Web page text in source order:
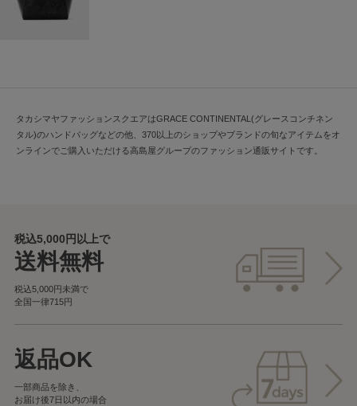
タカシマヤファッションスクエアはGRACE CONTINENTAL(グレースコンチネン
タル)のハンドバッグなどの他、370以上のショップやブランドの旬なアイテムをオ
ンラインでご購入いただける高島屋グループのファッション通販サイトです。
税込5,000円以上で
送料無料
税込5,000円未満で
全国一律715円
返品OK
一部商品を除き、
お届け後7日以内の場合